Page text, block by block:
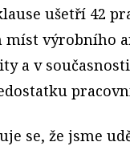
ušetří 42
míst výrobního
a v
se, že jsme